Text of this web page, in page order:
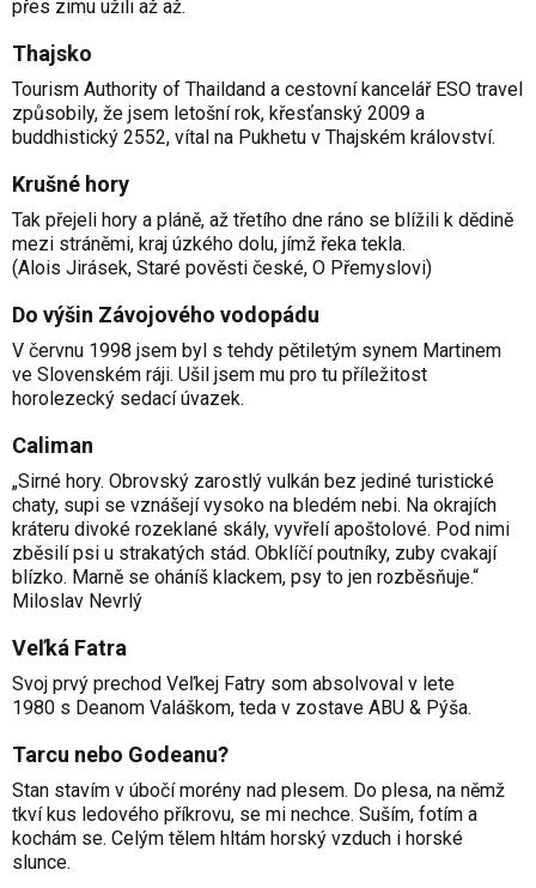
přes zimu užili až až.
Thajsko
Tourism Authority of Thaildand a cestovní kancelář ESO travel
způsobily, že jsem letošní rok, křesťanský 2009 a
buddhistický 2552, vítal na Pukhetu v Thajském království.
Krušné hory
Tak přejeli hory a pláně, až třetího dne ráno se blížili k dědině
mezi stráněmi, kraj úzkého dolu, jímž řeka tekla.
(Alois Jirásek, Staré pověsti české, O Přemyslovi)
Do výšin Závojového vodopádu
V červnu 1998 jsem byl s tehdy pětiletým synem Martinem
ve Slovenském ráji. Ušil jsem mu pro tu příležitost
horolezecký sedací úvazek.
Caliman
„Sirné hory. Obrovský zarostlý vulkán bez jediné turistické
chaty, supi se vznášejí vysoko na bledém nebi. Na okrajích
kráteru divoké rozeklané skály, vyvřelí apoštolové. Pod nimi
zběsilí psi u strakatých stád. Obklíčí poutníky, zuby cvakají
blízko. Marně se oháníš klackem, psy to jen rozběsňuje.“
Miloslav Nevrlý
Veľká Fatra
Svoj prvý prechod Veľkej Fatry som absolvoval v lete
1980 s Deanom Valáškom, teda v zostave ABU & Pýša.
Tarcu nebo Godeanu?
Stan stavím v úbočí morény nad plesem. Do plesa, na němž
tkví kus ledového příkrovu, se mi nechce. Suším, fotím a
kochám se. Celým tělem hltám horský vzduch i horské
slunce.